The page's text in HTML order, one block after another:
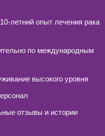
летний опыт лечения рака
по международным
высокого уровня
отзывы и истории